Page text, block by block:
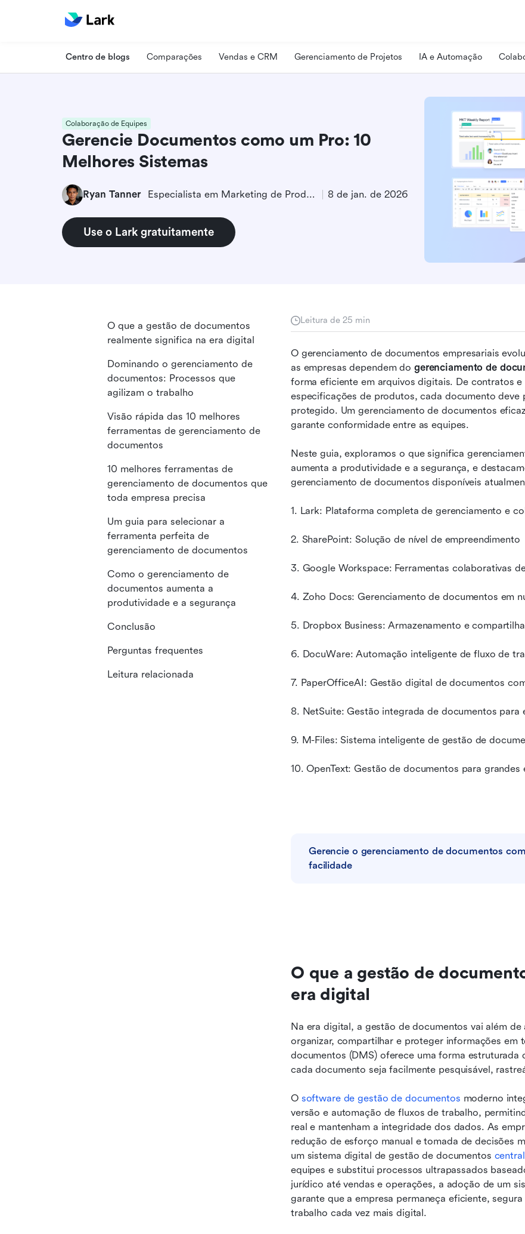
Centro de blogs Comparações Vendas e CRM Gerenciamento de Projetos IA e Automação
Colaboração de Equipes
Gerencie Documentos como um Pro: 10
Melhores Sistemas
Ryan Tanner Especialista em Marketing de Produto 8 de jan. de 2026
Use o Lark gratuitamente
Leitura de 25 min
O gerenciamento de documentos empresariais
as empresas dependem do gerenciamento de
forma eficiente em arquivos digitais. De contratos
especificações de produtos, cada documento
protegido. Um gerenciamento de documentos
garante conformidade entre as equipes.
Neste guia, exploramos o que significa
aumenta a produtividade e a segurança, e
gerenciamento de documentos disponíveis
1. Lark: Plataforma completa de gerenciamento e
2. SharePoint: Solução de nível de empreendimento
3. Google Workspace: Ferramentas colaborativas
4. Zoho Docs: Gerenciamento de documentos em
5. Dropbox Business: Armazenamento e
6. DocuWare: Automação inteligente de fluxo de
7. PaperOfficeAI: Gestão digital de documentos
8. NetSuite: Gestão integrada de documentos para
9. M-Files: Sistema inteligente de gestão de
10. OpenText: Gestão de documentos para grandes
Gerencie o gerenciamento de documentos com
facilidade
O que a gestão de
era digital
Na era digital, a gestão de documentos vai além
organizar, compartilhar e proteger informações em
documentos (DMS) oferece uma forma
cada documento seja facilmente pesquisável,
O software de gestão de documentos moderno
versão e automação de fluxos de trabalho,
real e mantenham a integridade dos dados. As
redução de esforço manual e tomada de decisões
um sistema digital de gestão de documentos
equipes e substitui processos ultrapassados
jurídico até vendas e operações, a adoção de um
garante que a empresa permaneça eficiente,
trabalho cada vez mais digital.
O que a gestão de documentos
realmente significa na era digital
Dominando o gerenciamento de
documentos: Processos que
agilizam o trabalho
Visão rápida das 10 melhores
ferramentas de gerenciamento de
documentos
10 melhores ferramentas de
gerenciamento de documentos que
toda empresa precisa
Um guia para selecionar a
ferramenta perfeita de
gerenciamento de documentos
Como o gerenciamento de
documentos aumenta a
produtividade e a segurança
Conclusão
Perguntas frequentes
Leitura relacionada